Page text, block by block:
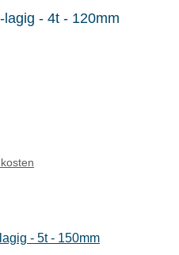
- 4t - 120mm